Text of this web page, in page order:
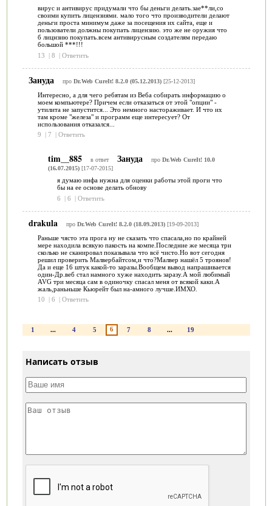
вирус и антивирус придумали что бы деньги делать.зае**ли,со
своими купить лицензиями. мало того что производители делают
деньги проста минимум даже за посещения их сайта, еще и
пользователи должны покупать лицензию. это же не оружия что
б лицнзию покупать.всем антивирусным создателям передаю
большой ***!!!
13
| 8 | Ответить
Зануда про Dr.Web CureIt! 8.2.0 (05.12.2013)[25-12-2013]
Интересно, а для чего ребятам из Веба собирать информацию о
моем компьютере? Причем если отказаться от этой "опции" -
утилита не запустится... Это немного настораживает. И что их
там кроме "железа" и программ еще интересует? От
использования отказался...
9
| 7 | Ответить
tim__885 в ответ Зануда про Dr.Web CureIt! 10.0
(16.07.2015)[17-07-2015]
я думаю инфа нужна для оценки работы этой проги что
бы на ее основе делать обнову
6
| 6 | Ответить
drakula про Dr.Web CureIt! 8.2.0 (18.09.2013)[19-09-2013]
Раньше чясто эта прога ну не сказать что спасала,но по крайней
мере находила всякую пакость на компе.Последние же месяца три
сколько не сканировал показывала что всё чисто.Но вот сегодня
решил проверить Малвербайтсом,и что?Малвер нашёл 5 троянов!
Да и еще 16 штук какой-то заразы.Вообщем вывод напрашивается
один-Др.веб стал намного хуже находить заразу.А мой любимый
AVG три месяца сам в одиночку спасал меня от всякой каки.А
жаль,раньньше Кьюрейт был на-амного лучше.ИМХО.
10
| 6 | Ответить
1 ... 4 5 6 7 8 ... 19
Написать отзыв